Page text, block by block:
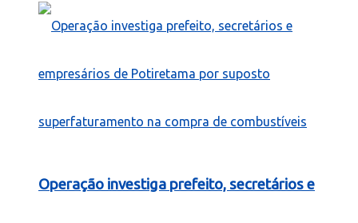
Operação investiga prefeito, secretários e